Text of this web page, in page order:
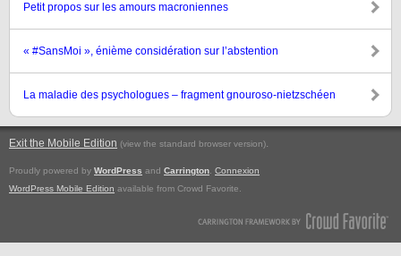
Petit propos sur les amours macroniennes
« #SansMoi », énième considération sur l’abstention
La maladie des psychologues – fragment gnouroso-nietzschéen
Exit the Mobile Edition (view the standard browser version).
Proudly powered by WordPress and Carrington Connexion
WordPress Mobile Edition available from Crowd Favorite.